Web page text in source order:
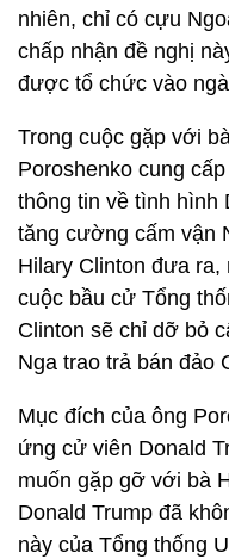
nhiên, chỉ có cựu
chấp nhận đề nghị
được tổ chức vào
Trong cuộc gặp với
Poroshenko cung
thông tin về tình hình
tăng cường cấm vận
Hilary Clinton đưa ra,
cuộc bầu cử Tổng
Clinton sẽ chỉ dỡ bỏ
Nga trao trả bán đảo
Mục đích của ông
ứng cử viên Donald
muốn gặp gỡ với bà
Donald Trump đã
này của Tổng thống